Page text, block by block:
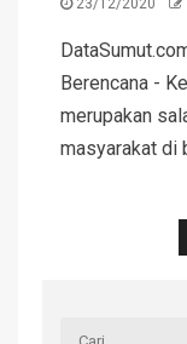
23/12/2020
Berencana -
merupakan
masyarakat di